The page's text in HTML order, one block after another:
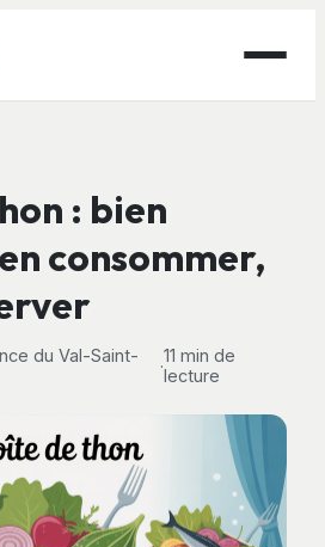
: bien
consommer,
du Val-Saint-
·11 min de
lecture